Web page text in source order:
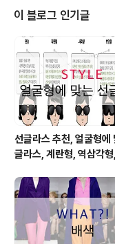
spital.com: 하지만 글루텐을
니다!! 셀리악병 입니다. 소장
으로 염증이 발생한다고 합
하 등 증상이 보이며 치료법
비타민 등 영양소는 다른 음
다. 출처: blog.sam..
이 블로그 인기글
선글라스 추천, 얼굴형에
글라스, 계란형, 역삼각형